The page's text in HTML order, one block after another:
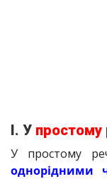
І. У простому
У простому
однорідними